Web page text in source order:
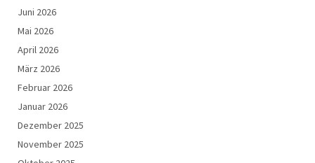
Juni 2026
Mai 2026
April 2026
März 2026
Februar 2026
Januar 2026
Dezember 2025
November 2025